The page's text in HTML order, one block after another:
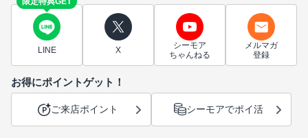
LINE X
シーモア
ちゃんねる
メルマガ
登録
お得にポイントゲット！
ご来店ポイント シーモアでポイ活